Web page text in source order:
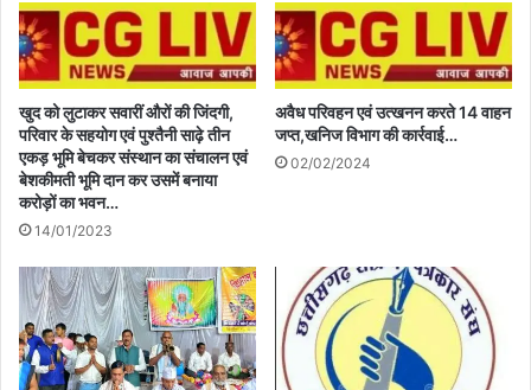
खुद को लुटाकर सवारीं औरों की जिंदगी,
परिवार के सहयोग एवं पुश्तैनी साढ़े तीन
एकड़ भूमि बेचकर संस्थान का संचालन एवं
बेशकीमती भूमि दान कर उसमें बनाया
करोड़ों का भवन…
14/01/2023
अवैध परिवहन एवं उत्खनन करते 14 वाहन
जप्त,खनिज विभाग की कार्रवाई…
02/02/2024